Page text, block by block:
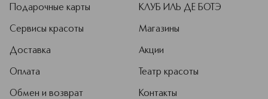
Подарочные карты
Сервисы красоты
Доставка
Оплата
Обмен и возврат
КЛУБ ИЛЬ ДЕ БОТЭ
Магазины
Акции
Театр красоты
Контакты